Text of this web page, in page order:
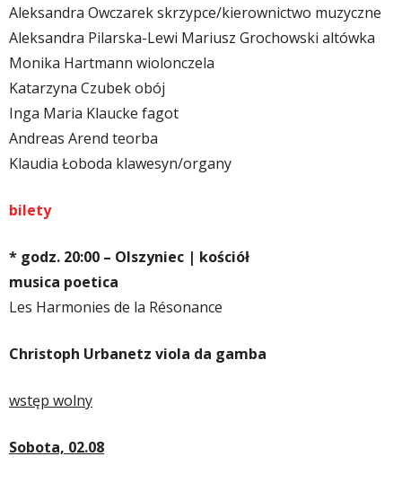
Aleksandra Owczarek skrzypce/kierownictwo muzyczne
Aleksandra Pilarska-Lewi Mariusz Grochowski altówka
Monika Hartmann wiolonczela
Katarzyna Czubek obój
Inga Maria Klaucke fagot
Andreas Arend teorba
Klaudia Łoboda klawesyn/organy
bilety
* godz. 20:00 – Olszyniec | kościół
musica poetica
Les Harmonies de la Résonance
Christoph Urbanetz viola da gamba
wstęp wolny
Sobota, 02.08